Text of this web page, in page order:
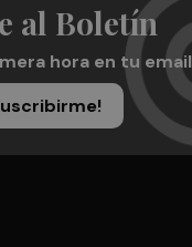
al Boletín
hora en tu email